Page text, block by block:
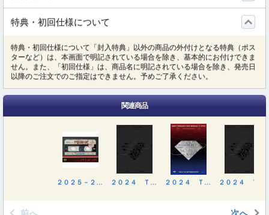
特典・初回仕様について
特典・初回仕様について「封入特典」以外の商品の外付けとなる特典（ポス
ターなど）は、本画面で明記されている場合を除き、基本的にお付けできま
せん。また、「初回仕様」は、商品名に明記されている場合を除き、発売日
以降のご注文でのご指定はできません。予めご了承ください。
関連商品
前へ 次へ